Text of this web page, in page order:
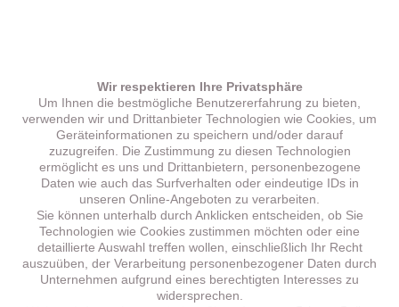
Wir respektieren Ihre Privatsphäre
Um Ihnen die bestmögliche Benutzererfahrung zu bieten,
verwenden wir und Drittanbieter Technologien wie Cookies, um
Geräteinformationen zu speichern und/oder darauf
zuzugreifen. Die Zustimmung zu diesen Technologien
ermöglicht es uns und Drittanbietern, personenbezogene
Daten wie auch das Surfverhalten oder eindeutige IDs in
unseren Online-Angeboten zu verarbeiten.
Sie können unterhalb durch Anklicken entscheiden, ob Sie
Technologien wie Cookies zustimmen möchten oder eine
detaillierte Auswahl treffen wollen, einschließlich Ihr Recht
auszuüben, der Verarbeitung personenbezogener Daten durch
Unternehmen aufgrund eines berechtigten Interesses zu
widersprechen.